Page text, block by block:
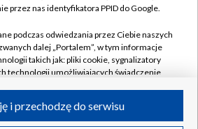
Pomoc
Kontakt
Kanały
Polska S.A. w likwidacji
przez nas identyfikatora PPID do Google.
podczas odwiedzania przez Ciebie naszych
dalej „Portalem”, w tym informacje
takich jak: pliki cookie, sygnalizatory
technologii umożliwiających świadczenie
i przechodzę do serwisu